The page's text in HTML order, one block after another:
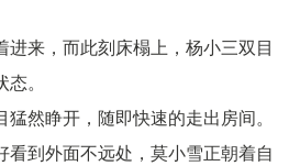
进来，而此刻床榻上，杨小三双目
。
然睁开，随即快速的走出房间。
看到外面不远处，莫小雪正朝着自